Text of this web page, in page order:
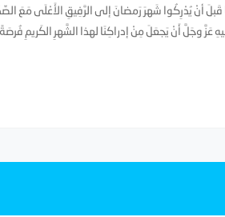
أنْ يُدْرِكُوا شَهرَ رَمضانَ إلى الرَّفِيقِ الأَعْلَى مَعَ
عَزَّ وجَلَّ أَنْ يَجعَلَ مِنْ إدراكِنَا لهذا الشَّهرِ الكَريمِ